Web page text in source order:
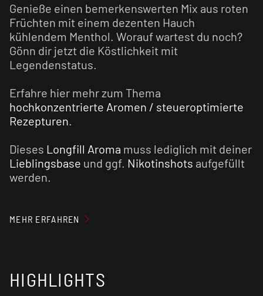
Genieße einen bemerkenswerten Mix aus roten
Früchten mit einem dezenten Hauch
kühlendem Menthol. Worauf wartest du noch?
Gönn dir jetzt die Köstlichkeit mit
Legendenstatus.
Erfahre hier mehr zum Thema
hochkonzentrierte Aromen / steueroptimierte
Rezepturen
Dieses Longfill Aroma muss lediglich mit deiner
Lieblingsbase und ggf. Nikotinshots aufgefüllt
werden.
gut durch, damit sich die einzelnen
Unser Tipp: Der Geschmack wird in der Regel
MEHR ERFAHREN
HIGHLIGHTS